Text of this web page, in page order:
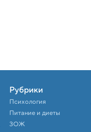
Рубрики
Психология
Питание и диеты
ЗОЖ